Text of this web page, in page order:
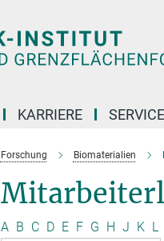
KARRIERE SERVICE
Forschung Biomaterialien
A B C D E F G H J K L